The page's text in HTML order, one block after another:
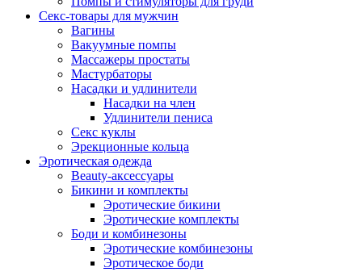
Секс-товары для мужчин
Вагины
Вакуумные помпы
Массажеры простаты
Мастурбаторы
Насадки и удлинители
Насадки на член
Удлинители пениса
Секс куклы
Эрекционные кольца
Эротическая одежда
Beauty-аксессуары
Бикини и комплекты
Эротические бикини
Эротические комплекты
Боди и комбинезоны
Эротические комбинезоны
Эротическое боди